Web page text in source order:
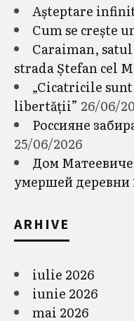
Așteptare
Cum se crește
Caraiman,
strada Ștefan cel
„Cicatricile
libertății” 26/06/
Россияне
25/06/2026
Дом
умершей деревни
ARHIVE
iulie 2026
iunie 2026
mai 2026